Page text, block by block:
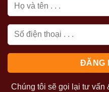
Chúng tôi sẽ gọi lại tư vấn